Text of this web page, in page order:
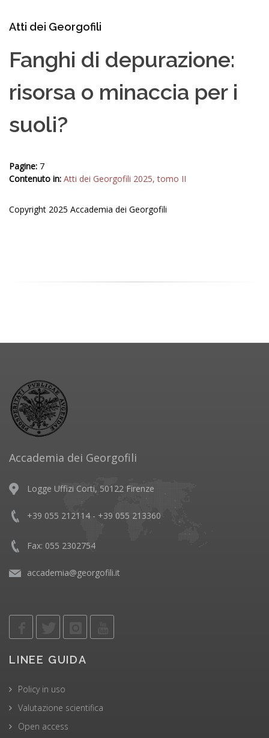
Atti dei Georgofili
Fanghi di depurazione:
risorsa o minaccia per i
suoli?
Pagine: 7
Contenuto in: Atti dei Georgofili 2025, tomo II
Copyright 2025 Accademia dei Georgofili
Accademia dei Georgofili
Logge Uffizi Corti, 50122 Firenze
+39 055 212114 - +39 055 213360
Fax: 055 2302754
accademia@georgofili.it
LINEE GUIDA
Policy in uso
Valutazione scientifica
Open access